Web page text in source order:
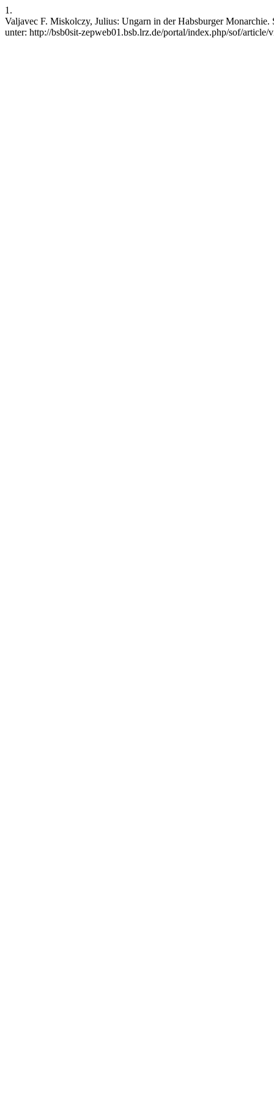
1.
Valjavec F. Miskolczy, Julius: Ungarn in der Habsburger
unter: http://bsb0sit-zepweb01.bsb.lrz.de/portal/index.php/sof/article/